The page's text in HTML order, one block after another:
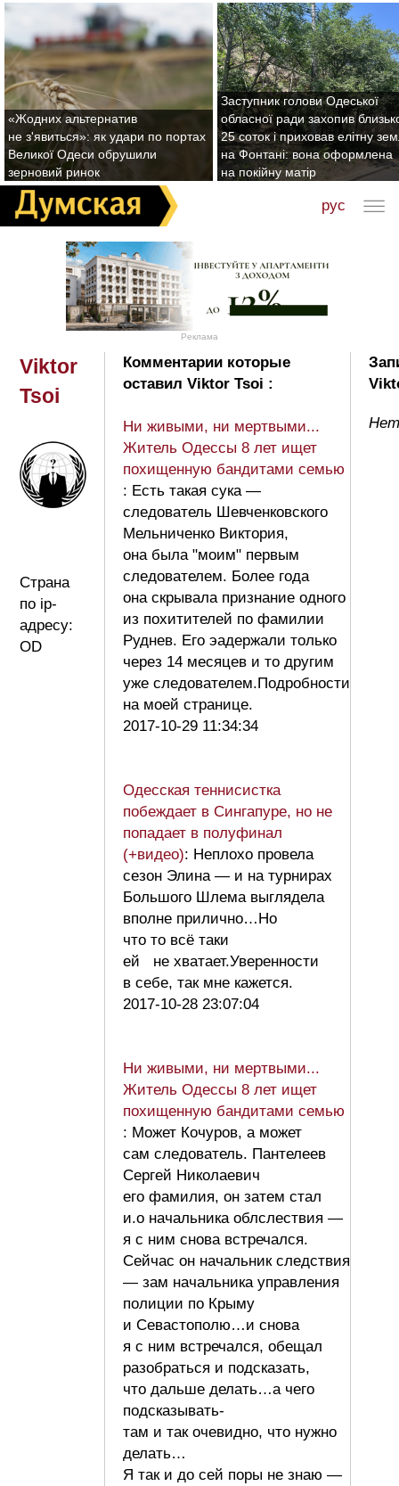
«Жодних альтернатив
не з'явиться»: як удари по портах
Великої Одеси обрушили
зерновий ринок
Заступник голови Одеської
обласної ради захопив
25 соток і приховав елітну
на Фонтані: вона оформлена
на покійну матір
рус
Реклама
Viktor
Tsoi
Страна
по ip-
адресу:
OD
Комментарии которые
оставил Viktor Tsoi :
Ни живыми, ни мертвыми...
Житель Одессы 8 лет ищет
похищенную бандитами семью
: Есть такая сука —
следователь Шевченковского
Мельниченко Виктория,
она была "моим" первым
следователем. Более года
она скрывала признание одного
из похитителей по фамилии
Руднев. Его эадержали только
через 14 месяцев и то другим
уже следователем.Подробности
на моей странице.
2017-10-29 11:34:34
Одесская теннисистка
побеждает в Сингапуре, но не
попадает в полуфинал
(+видео): Неплохо провела
сезон Элина — и на турнирах
Большого Шлема выглядела
вполне прилично…Но
что то всё таки
ей не хватает.Уверенности
в себе, так мне кажется.
2017-10-28 23:07:04
Ни живыми, ни мертвыми...
Житель Одессы 8 лет ищет
похищенную бандитами семью
: Может Кочуров, а может
сам следователь. Пантелеев
Сергей Николаевич
его фамилия, он затем стал
и.о начальника облслествия —
я с ним снова встречался.
Сейчас он начальник следствия
— зам начальника управления
полиции по Крыму
и Севастополю…и снова
я с ним встречался, обещал
разобраться и подсказать,
что дальше делать…а чего
подсказывать-
там и так очевидно, что нужно
делать…
Я так и до сей поры не знаю —
Нет